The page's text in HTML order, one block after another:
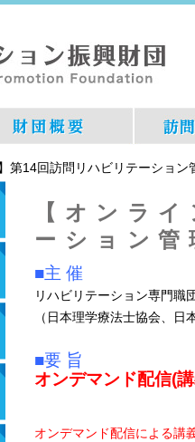
第14回訪問リハビリテーショ
【オンラ
ーション
■主 催
リハビリテーション専門職
（日本理学療法士協会、
■要 旨
オンデマンド配信(
オンデマンド配信による講